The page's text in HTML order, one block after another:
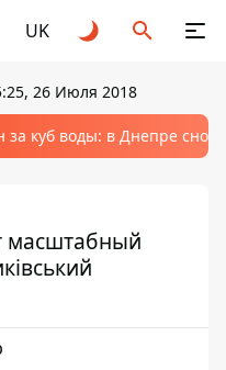
UK
26 Июля 2018
за куб воды: в Днепре
масштабный